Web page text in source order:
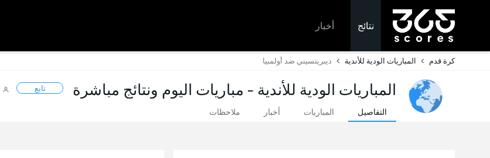
نتائج أخبار
كرة قدم المباريات الودية للأندية ديبريتسيني ضد أولمبيا
المباريات الودية للأندية - مباريات اليوم ونتائج مباشرة تابع
التفاصيل المباريات أخبار ملاحظات